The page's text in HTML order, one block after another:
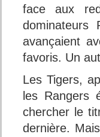
face aux
avançaient
favoris. Un
Les Tigers,
les Rangers
chercher le
dernière.